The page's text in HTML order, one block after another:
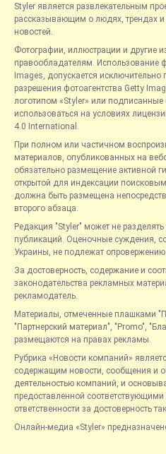
Styler является развлекательным
рассказывающим о людях, трендах и
новостей.
Фотографии, иллюстрации и другие
правообладателям. Использование
Images, допускается
разрешения фотоагентства Getty
логотипом «Styler» или подписанные
использоваться на условиях
4.0 International.
При полном или частичном
материалов, опубликованных на
обязательно размещение активной
открытой для индексации
должна быть размещена
второго абзаца.
Редакция "Styler" может не разделять
публикаций. Оценочные суждения,
Украины, не подлежат
За достоверность, содержание и
законодательства рекламных
рекламодатель.
Материалы, отмеченные плашками
"Партнерский материал", "Promo",
размещаются на правах рекламы.
Рубрика «Новости компаний»
содержащим новости, сообщения и
деятельностью компаний, и
предоставленной
ответственности за достоверность
Онлайн-медиа «Styler»